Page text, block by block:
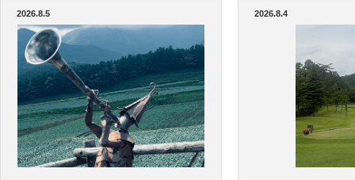
2026.8.5 2026.8.4